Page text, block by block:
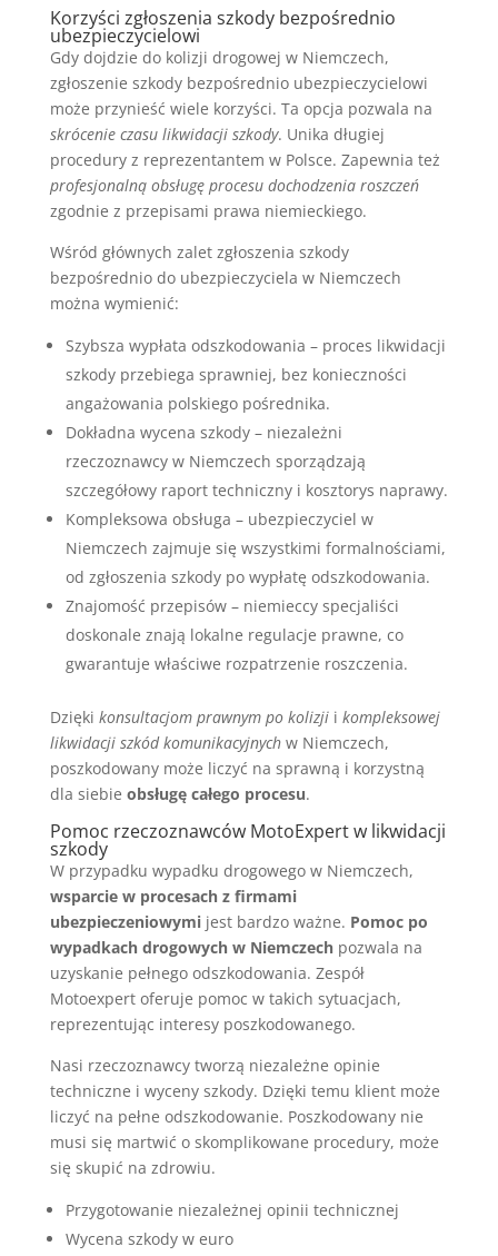
Korzyści zgłoszenia szkody bezpośrednio
ubezpieczycielowi
Gdy dojdzie do kolizji drogowej w Niemczech,
zgłoszenie szkody bezpośrednio ubezpieczycielowi
może przynieść wiele korzyści. Ta opcja pozwala na
skrócenie czasu likwidacji szkody. Unika długiej
procedury z reprezentantem w Polsce. Zapewnia też
profesjonalną obsługę procesu dochodzenia roszczeń
zgodnie z przepisami prawa niemieckiego.
Wśród głównych zalet zgłoszenia szkody
bezpośrednio do ubezpieczyciela w Niemczech
można wymienić:
Szybsza wypłata odszkodowania – proces likwidacji
szkody przebiega sprawniej, bez konieczności
angażowania polskiego pośrednika.
Dokładna wycena szkody – niezależni
rzeczoznawcy w Niemczech sporządzają
szczegółowy raport techniczny i kosztorys naprawy.
Kompleksowa obsługa – ubezpieczyciel w
Niemczech zajmuje się wszystkimi formalnościami,
od zgłoszenia szkody po wypłatę odszkodowania.
Znajomość przepisów – niemieccy specjaliści
doskonale znają lokalne regulacje prawne, co
gwarantuje właściwe rozpatrzenie roszczenia.
Dzięki konsultacjom prawnym po kolizjii kompleksowej
likwidacji szkód komunikacyjnychw Niemczech,
poszkodowany może liczyć na sprawną i korzystną
dla siebie obsługę całego procesu.
Pomoc rzeczoznawców MotoExpert w likwidacji
szkody
W przypadku wypadku drogowego w Niemczech,
wsparcie w procesach z firmami
ubezpieczeniowymijest bardzo ważne. Pomoc po
wypadkach drogowych w Niemczechpozwala na
uzyskanie pełnego odszkodowania. Zespół
Motoexpert oferuje pomoc w takich sytuacjach,
reprezentując interesy poszkodowanego.
Nasi rzeczoznawcy tworzą niezależne opinie
techniczne i wyceny szkody. Dzięki temu klient może
liczyć na pełne odszkodowanie. Poszkodowany nie
musi się martwić o skomplikowane procedury, może
się skupić na zdrowiu.
Przygotowanie niezależnej opinii technicznej
Wycena szkody w euro